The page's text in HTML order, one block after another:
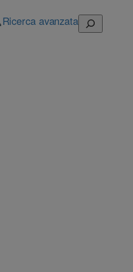
Ricerca avanzata Cerca